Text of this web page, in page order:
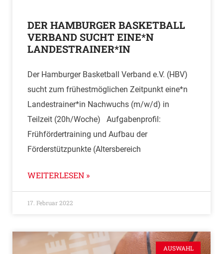
DER HAMBURGER BASKETBALL
VERBAND SUCHT EINE*N
LANDESTRAINER*IN
Der Hamburger Basketball Verband e.V. (HBV)
sucht zum frühestmöglichen Zeitpunkt eine*n
Landestrainer*in Nachwuchs (m/w/d) in
Teilzeit (20h/Woche) Aufgabenprofil:
Frühfördertraining und Aufbau der
Förderstützpunkte (Altersbereich
WEITERLESEN »
17. Februar 2022
AUSWAHL